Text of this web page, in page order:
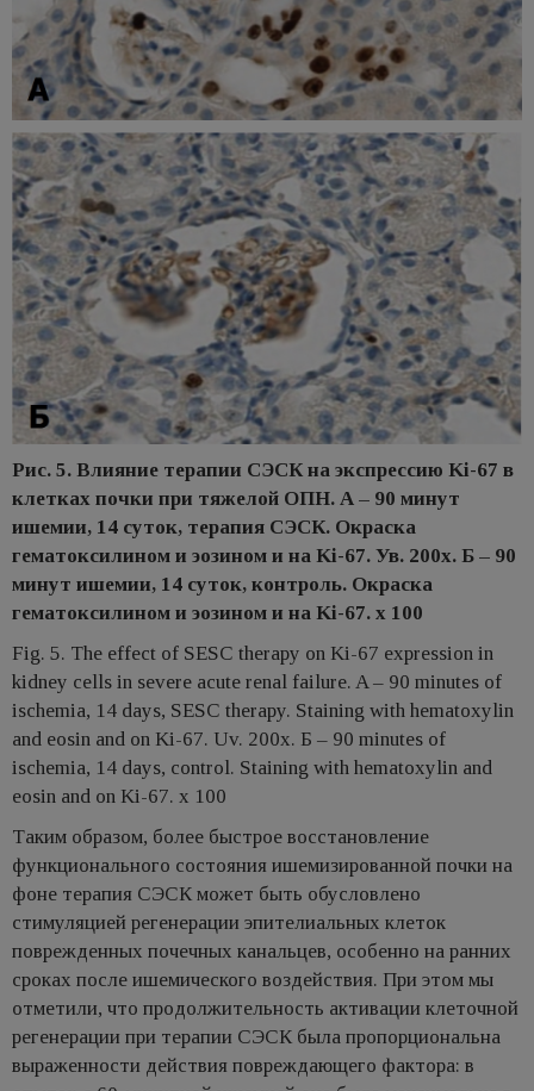
Рис. 5. Влияние терапии СЭСК на экспрессию Ki-67 в
клетках почки при тяжелой ОПН. А – 90 минут
ишемии, 14 суток, терапия СЭСК. Окраска
гематоксилином и эозином и на Ki-67. Ув. 200х. Б – 90
минут ишемии, 14 суток, контроль. Окраска
гематоксилином и эозином и на Ki-67. х 100
Fig. 5. The effect of SESC therapy on Ki-67 expression in
kidney cells in severe acute renal failure. A – 90 minutes of
ischemia, 14 days, SESC therapy. Staining with hematoxylin
and eosin and on Ki-67. Uv. 200x. Б – 90 minutes of
ischemia, 14 days, control. Staining with hematoxylin and
eosin and on Ki-67. х 100
Таким образом, более быстрое восстановление
функционального состояния ишемизированной почки на
фоне терапия СЭСК может быть обусловлено
стимуляцией регенерации эпителиальных клеток
поврежденных почечных канальцев, особенно на ранних
сроках после ишемического воздействия. При этом мы
отметили, что продолжительность активации клеточной
регенерации при терапии СЭСК была пропорциональна
выраженности действия повреждающего фактора: в